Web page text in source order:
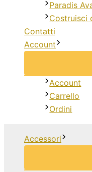
Paradis
Costruisci
Contatti
Account
Account
Carrello
Ordini
Accessori